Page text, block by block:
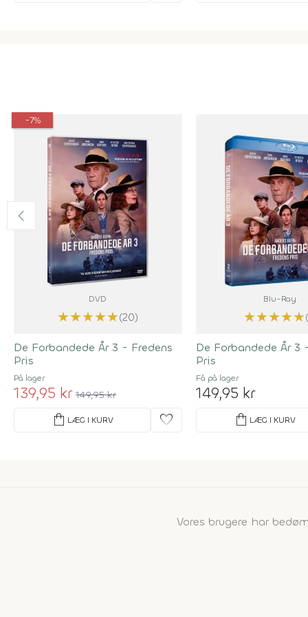
-7%
DVD
★★★★★(20)
De Forbandede År 3 - Fredens
Pris
På lager
139,95 kr 149,95 kr
shopping_bag LÆG I KURV favorite
Blu-Ray
★★★★★
De Forbandede År 3
Pris
Få på lager
149,95 kr
shopping_bag LÆG I KURV
Vores brugere har